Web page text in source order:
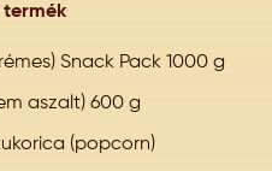
termék
Snack Pack 1000 g
aszalt) 600 g
(popcorn)